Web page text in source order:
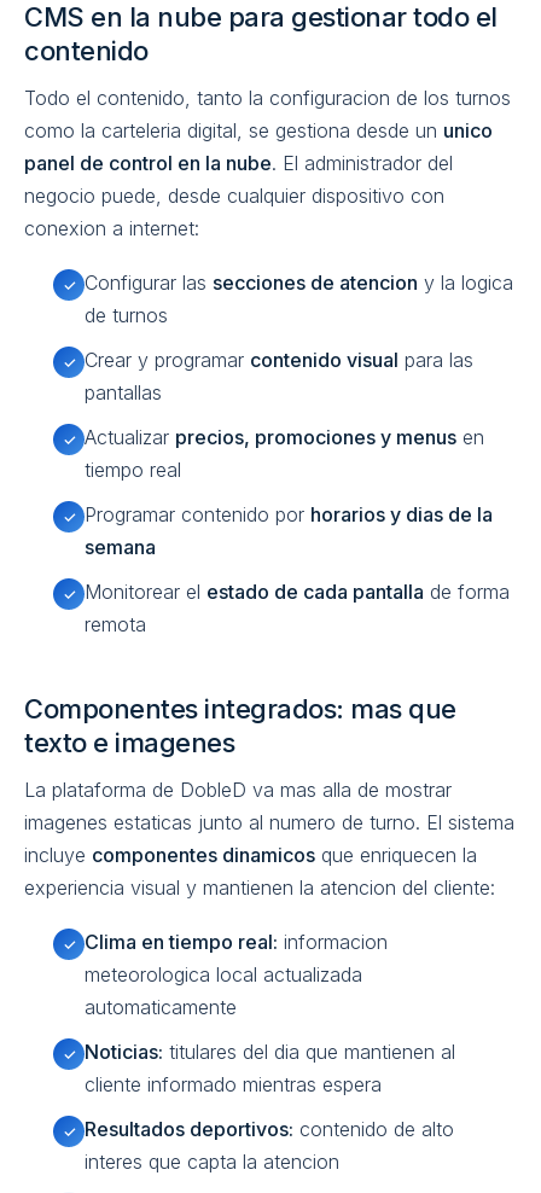
CMS en la nube para gestionar todo el
contenido
Todo el contenido, tanto la configuracion de los turnos
como la carteleria digital, se gestiona desde un unico
panel de control en la nube. El administrador del
negocio puede, desde cualquier dispositivo con
conexion a internet:
✓ Configurar las secciones de atencion y la logica
de turnos
✓ Crear y programar contenido visual para las
pantallas
✓ Actualizar precios, promociones y menus en
tiempo real
✓ Programar contenido por horarios y dias de la
semana
✓ Monitorear el estado de cada pantalla de forma
remota
Componentes integrados: mas que
texto e imagenes
La plataforma de DobleD va mas alla de mostrar
imagenes estaticas junto al numero de turno. El sistema
incluye componentes dinamicos que enriquecen la
experiencia visual y mantienen la atencion del cliente:
✓ Clima en tiempo real: informacion
meteorologica local actualizada
automaticamente
✓ Noticias: titulares del dia que mantienen al
cliente informado mientras espera
✓ Resultados deportivos: contenido de alto
interes que capta la atencion